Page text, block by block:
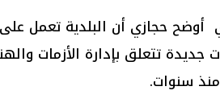
حجازي أن البلدية تعمل على
تتعلق بإدارة الأزمات
سنوات.